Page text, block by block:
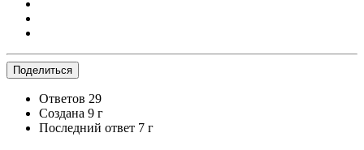
Поделиться
Ответов 29
Создана 9 г
Последний ответ 7 г